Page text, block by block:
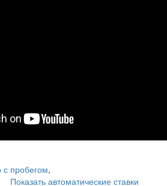
с пробегом,
Показать автоматические ставки